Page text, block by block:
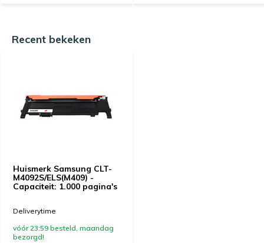
Recent bekeken
Huismerk Samsung CLT-
M4092S/ELS(M409) -
Capaciteit: 1.000 pagina's
Deliverytime
vóór 23:59 besteld, maandag
bezorgd!